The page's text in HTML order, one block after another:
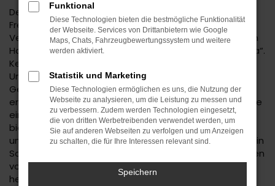
Der Audi Q5 ist eine kluge Wahl für Ihre Mobilität in
Freudenstadt. Bei diesem Fahrzeug gehen
Vernunftsargumente und emotionale Aspekte Hand in
Hand und geben beide den Ausschlag für ein klares „Ja“.
Kennzeichnend für den Audi Q5 ist die Ausstattung.
Unabhängig davon, ob Sie sich für einen
Gebrauchtwagen und damit für ein älteres Baujahr
entscheiden oder einen Neuwagen wählen erhalten Sie
ein rundum tadelloses Modell. Wir vom Autohaus Daub
bieten Ihnen den Audi Q5 zu einem exzellenten Preis
und ermöglichen zudem immer wieder das Einsteigen in
Sondermodelle. Wenn Sie Ihre Mobilität auf den Straßen
von Freudenstadt und Umgebung auf ein neues Level
heben möchten, ist der Audi Q5 bestens geeignet.
Funktional
Diese Technologien bieten die bestmögliche Funktionalität
der Webseite. Services von Drittanbietern wie Google
Maps, Chats, Fahrzeugbewertungssystem und weitere
werden aktiviert.
Statistik und Marketing
Diese Technologien ermöglichen es uns, die Nutzung der
Webseite zu analysieren, um die Leistung zu messen und
zu verbessern. Zudem werden Technologien eingesetzt,
die von dritten Werbetreibenden verwendet werden, um
Sie auf anderen Webseiten zu verfolgen und um Anzeigen
zu schalten, die für Ihre Interessen relevant sind.
Speichern